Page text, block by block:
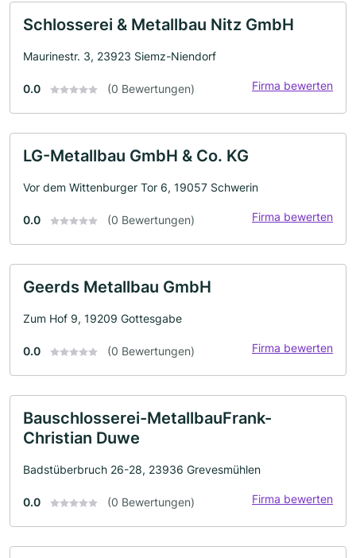
Schlosserei & Metallbau Nitz GmbH
Maurinestr. 3, 23923 Siemz-Niendorf
0.0 (0 Bewertungen) Firma bewerten
LG-Metallbau GmbH & Co. KG
Vor dem Wittenburger Tor 6, 19057 Schwerin
0.0 (0 Bewertungen) Firma bewerten
Geerds Metallbau GmbH
Zum Hof 9, 19209 Gottesgabe
0.0 (0 Bewertungen) Firma bewerten
Bauschlosserei-MetallbauFrank-
Christian Duwe
Badstüberbruch 26-28, 23936 Grevesmühlen
0.0 (0 Bewertungen) Firma bewerten